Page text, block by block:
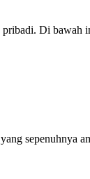
Di bawah
sepenuhnya